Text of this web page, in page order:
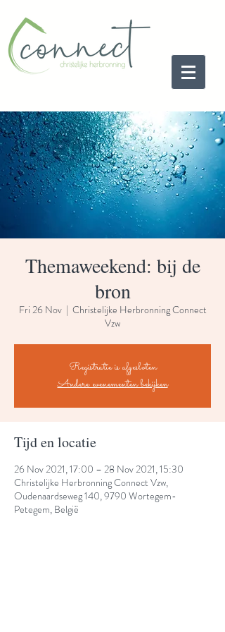
Themaweekend: bij de
bron
Fri 26 Nov
  |
Christelijke Herbronning Connect
Vzw
Registratie is afgesloten
Andere evenementen bekijken
Tijd en locatie
26 Nov 2021, 17:00 – 28 Nov 2021, 15:30
Christelijke Herbronning Connect Vzw,
Oudenaardseweg 140, 9790 Wortegem-
Petegem, België